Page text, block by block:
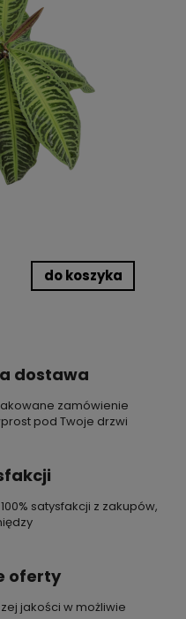
do koszyka
dostawa
zamówienie
pod Twoje drzwi
satysfakcji z zakupów,
oferty
jakości w możliwie